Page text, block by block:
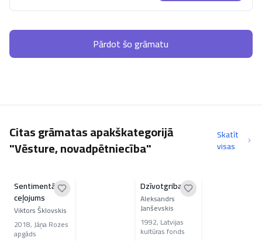
Pārdot šo grāmatu
Citas grāmatas apakškategorijā
"Vēsture, novadpētniecība"
Skatīt
visas
Sentimentāls
ceļojums
Viktors Šklovskis
2018,Jāņa Rozes
apgāds
Dzīvotgriba
Aleksandrs
Janševskis
1992, Latvijas
kultūras fonds